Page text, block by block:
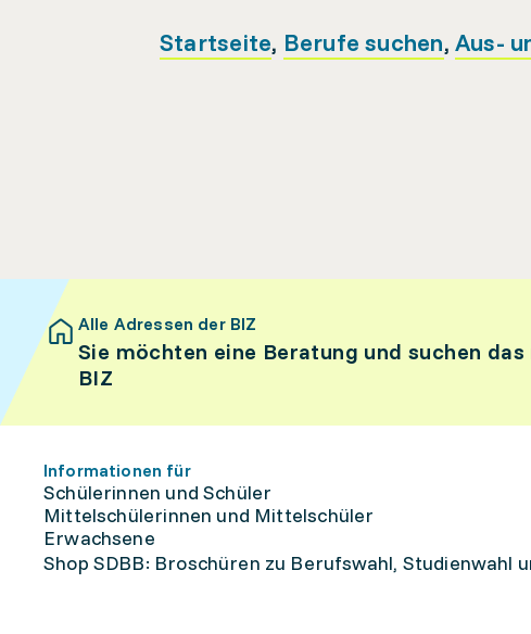
Startseite, Berufe suchen, Aus-
Alle Adressen der BIZ
Sie möchten eine Beratung und suchen das
BIZ
Informationen für
Schülerinnen und Schüler
Mittelschülerinnen und Mittelschüler
Erwachsene
Shop SDBB: Broschüren zu Berufswahl, Studienwahl